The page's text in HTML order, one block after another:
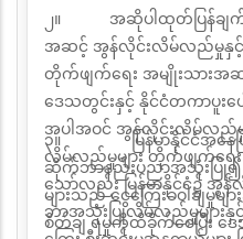
၂။ အဆိုပါထုတ်ပြန်ချ
အဆင့် အွန်လိုင်းလိမ်လည်မှုနှင့် အွ
တိုက်ဖျက်ရေး အမျိုးသားအ
ဒေသတွင်းနှင့် နိုင်ငံတကာပူးပေါ
အပါအဝင် အွန်လိုင်းလိမ်လည်မှုမ
လိမ်လည်မှုများ တိုက်ဖျက်ရေ
သော်လည်းမြန်မာနိုင်ငံ၌ အွ
ဘာအသုံးပြုလိမ်လည်မှုများ
၃။မြန်မာနိုင်ငံအန
ဆိုက်ဘာနည်းပညာအသုံးပြု၍
များသည် ငွေကြေးခဝါချမှုမ
စိတ်ချရမှုကိုထိခိုက်စေပြီး ဒေ